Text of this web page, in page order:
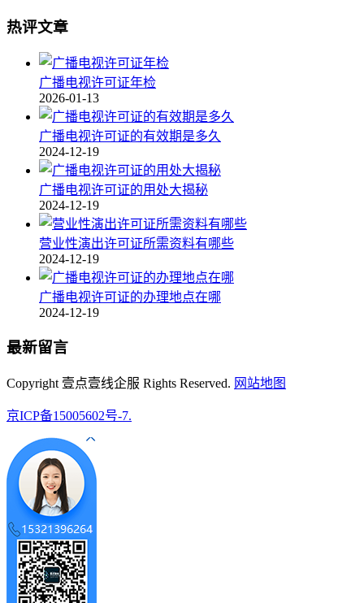
热评文章
广播电视许可证年检
2026-01-13
广播电视许可证的有效期是多久
2024-12-19
广播电视许可证的用处大揭秘
2024-12-19
营业性演出许可证所需资料有哪些
2024-12-19
广播电视许可证的办理地点在哪
2024-12-19
最新留言
Copyright 壹点壹线企服 Rights Reserved. 网站地图
京ICP备15005602号-7.